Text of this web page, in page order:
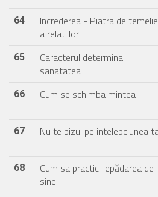
64
Increderea - Piatra de temelie
a relatiilor
65
Caracterul determina
sanatatea
66 Cum se schimba mintea
67 Nu te bizui pe intelepciunea
68
Cum sa practici lepădarea de
sine